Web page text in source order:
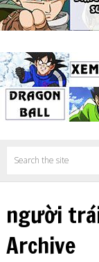
người
Archive